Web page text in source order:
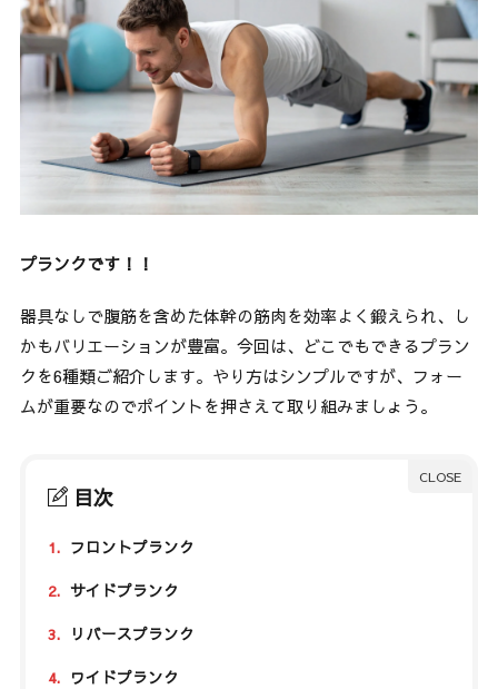
プランクです！！
器具なしで腹筋を含めた体幹の筋肉を効率よく鍛えられ、し
かもバリエーションが豊富。今回は、どこでもできるプラン
クを6種類ご紹介します。やり方はシンプルですが、フォー
ムが重要なのでポイントを押さえて取り組みましょう。
目次
1. フロントプランク
2. サイドプランク
3. リバースプランク
4. ワイドプランク